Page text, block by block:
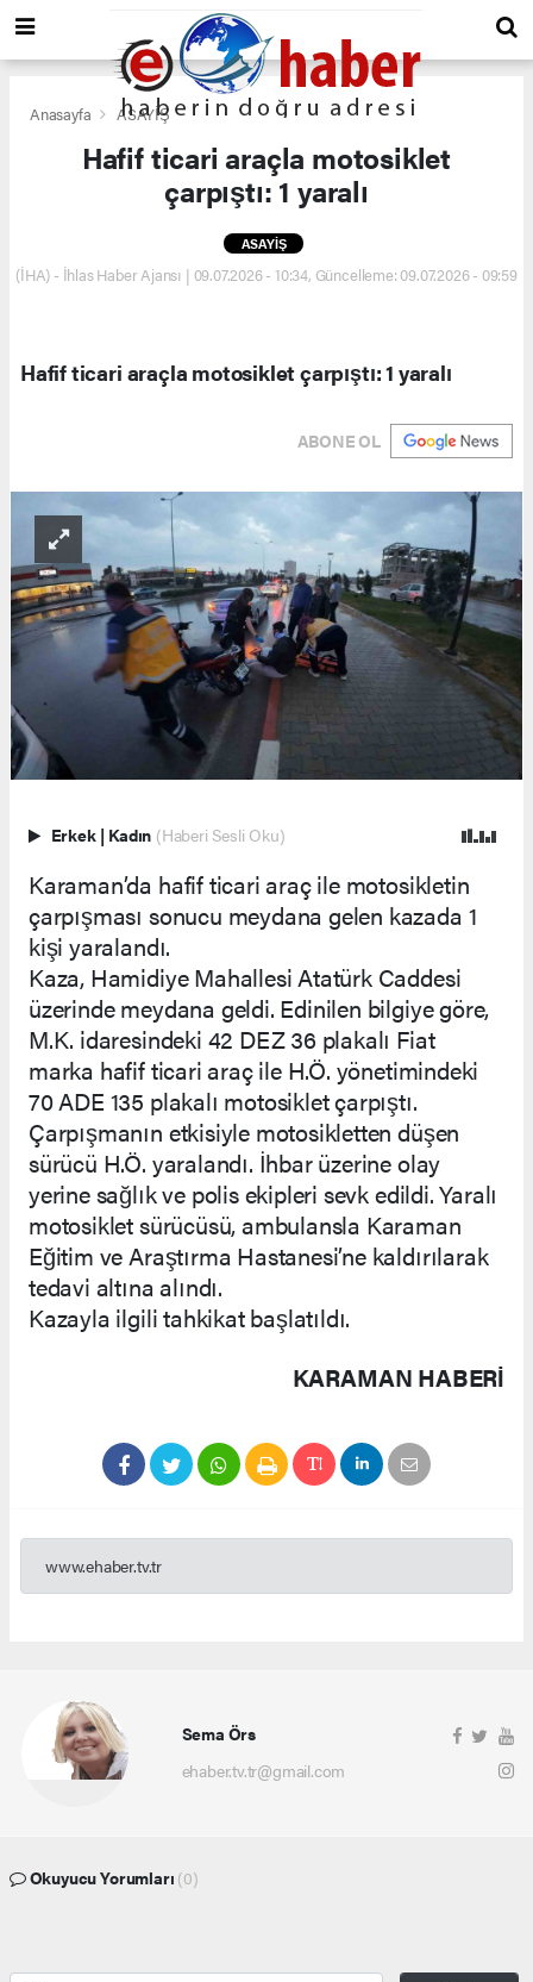
Anasayfa ASAYİŞ
Hafif ticari araçla motosiklet
çarpıştı: 1 yaralı
ASAYİŞ
(İHA) - İhlas Haber Ajansı | 09.07.2026 - 10:34, Güncelleme: 09.07.2026 - 09:59
Hafif ticari araçla motosiklet çarpıştı: 1 yaralı
ABONE OL
Erkek | Kadın (Haberi Sesli Oku)
Karaman’da hafif ticari araç ile motosikletin
çarpışması sonucu meydana gelen kazada 1
kişi yaralandı.
Kaza, Hamidiye Mahallesi Atatürk Caddesi
üzerinde meydana geldi. Edinilen bilgiye göre,
M.K. idaresindeki 42 DEZ 36 plakalı Fiat
marka hafif ticari araç ile H.Ö. yönetimindeki
70 ADE 135 plakalı motosiklet çarpıştı.
Çarpışmanın etkisiyle motosikletten düşen
sürücü H.Ö. yaralandı. İhbar üzerine olay
yerine sağlık ve polis ekipleri sevk edildi. Yaralı
motosiklet sürücüsü, ambulansla Karaman
Eğitim ve Araştırma Hastanesi’ne kaldırılarak
tedavi altına alındı.
Kazayla ilgili tahkikat başlatıldı.
KARAMAN HABERİ
www.ehaber.tv.tr
Sema Örs
ehaber.tv.tr@gmail.com
Okuyucu Yorumları (0)